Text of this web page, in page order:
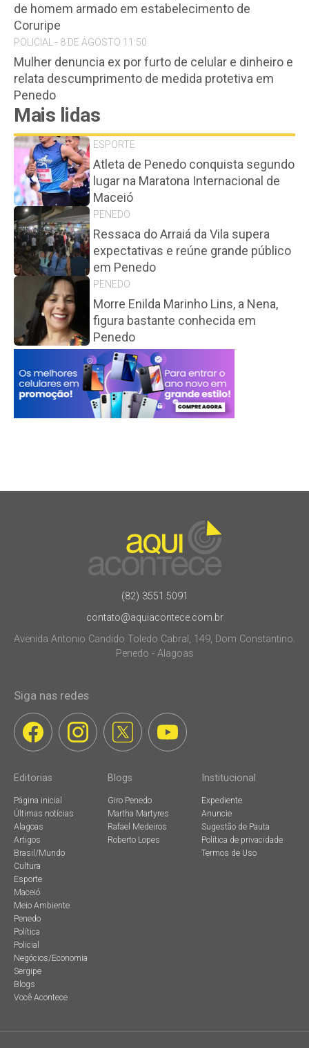
de homem armado em estabelecimento de
Coruripe
POLICIAL - 8 DE AGOSTO 11:50
Mulher denuncia ex por furto de celular e dinheiro e
relata descumprimento de medida protetiva em
Penedo
Mais lidas
ESPORTE
Atleta de Penedo conquista segundo
lugar na Maratona Internacional de
Maceió
PENEDO
Ressaca do Arraiá da Vila supera
expectativas e reúne grande público
em Penedo
PENEDO
Morre Enilda Marinho Lins, a Nena,
figura bastante conhecida em
Penedo
(82) 3551.5091
contato@aquiacontece.com.br
Avenida Antonio Candido Toledo Cabral, 149, Dom Constantino.
Penedo - Alagoas
Siga nas redes
Editorias
Página inicial
Últimas notícias
Alagoas
Artigos
Brasil/Mundo
Cultura
Esporte
Maceió
Meio Ambiente
Penedo
Política
Policial
Negócios/Economia
Sergipe
Blogs
Você Acontece
Blogs
Giro Penedo
Martha Martyres
Rafael Medeiros
Roberto Lopes
Institucional
Expediente
Anuncie
Sugestão de Pauta
Política de privacidade
Termos de Uso